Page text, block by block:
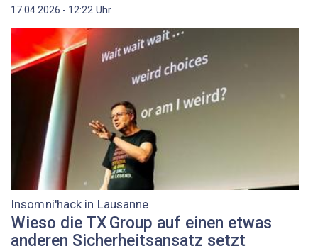
17.04.2026 - 12:22 Uhr
Insomni'hack in Lausanne
Wieso die TX Group auf einen etwas
anderen Sicherheitsansatz setzt